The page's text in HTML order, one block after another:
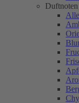
Duftnoten